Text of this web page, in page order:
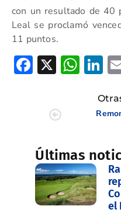
con un resultado de 40
Leal se proclamó
11 puntos.
Facebook
X
Últimas
el